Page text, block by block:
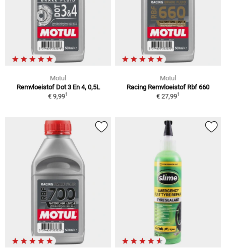
Motul
Remvloeistof Dot 3 En 4, 0,5L
€ 9,991
Motul
Racing Remvloeistof Rbf 660
€ 27,991